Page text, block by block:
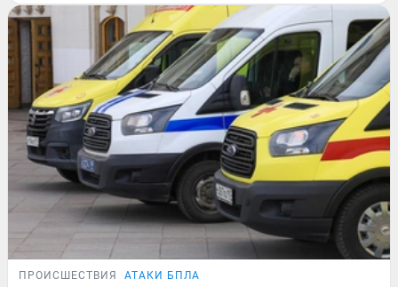
ПРОИСШЕСТВИЯ АТАКИ БПЛА